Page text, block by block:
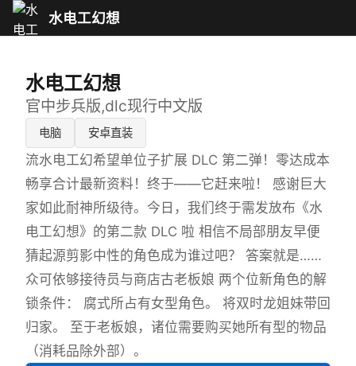
水电工幻想
水电工幻想
官中步兵版,dlc现行中文版
电脑 安卓直装
流水电工幻希望单位子扩展 DLC 第二弹！零达成本
畅享合计最新资料！终于——它赶来啦！ 感谢巨大
家如此耐神所级待。今日，我们终于需发放布《水
电工幻想》的第二款 DLC 啦 相信不局部朋友早便
猜起源剪影中性的角色成为谁过吧？ 答案就是……
众可依够接待员与商店古老板娘 两个位新角色的解
锁条件： 腐式所占有女型角色。 将双时龙姐妹带回
归家。 至于老板娘，诸位需要购买她所有型的物品
（消耗品除外部）。